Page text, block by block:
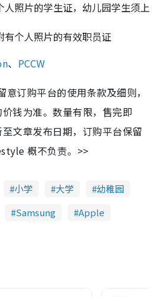
人照片的学生证，幼儿园学生须上
有个人照片的有效职员证
、 PCCW
订购平台的使用条款及细则，
钱为准。数量有限，售完即
文章发布日期，订购平台保留
概不负责。>>
小学 大学
幼稚园
Samsung
Apple